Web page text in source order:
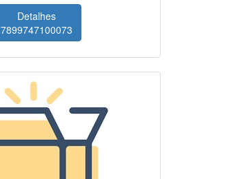
Detalhes
7899747100073